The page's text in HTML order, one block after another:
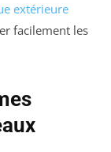
extérieure
facilement les